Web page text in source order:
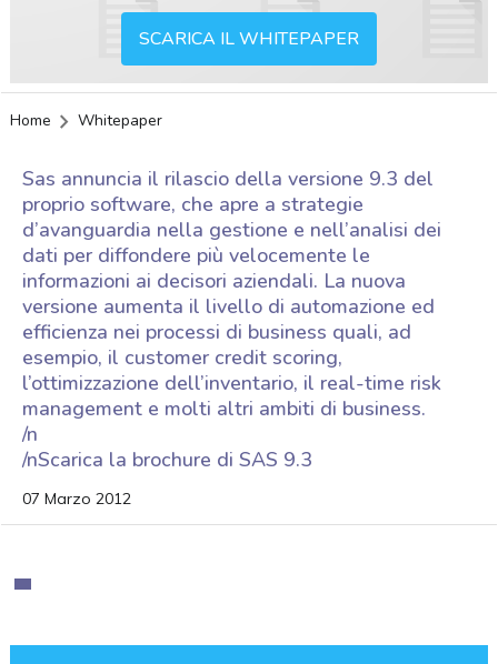
SCARICA IL WHITEPAPER
Home Whitepaper
Sas annuncia il rilascio della versione 9.3 del
proprio software, che apre a strategie
d’avanguardia nella gestione e nell’analisi dei
dati per diffondere più velocemente le
informazioni ai decisori aziendali. La nuova
versione aumenta il livello di automazione ed
efficienza nei processi di business quali, ad
esempio, il customer credit scoring,
l’ottimizzazione dell’inventario, il real-time risk
management e molti altri ambiti di business.
/n
/nScarica la brochure di SAS 9.3
07 Marzo 2012